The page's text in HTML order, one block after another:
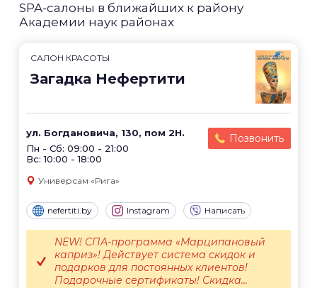
SPA-салоны в ближайших к району
Академии наук районах
САЛОН КРАСОТЫ
Загадка Нефертити
ул. Богдановича, 130, пом 2Н.
Пн - Сб: 09:00 - 21:00
Вс: 10:00 - 18:00
Позвонить
Универсам «Рига»
nefertiti.by Instagram Написать
NEW! СПА-программа «Марципановый
каприз»! Действует система скидок и
подарков для постоянных клиентов!
Подарочные сертификаты! Скидка...